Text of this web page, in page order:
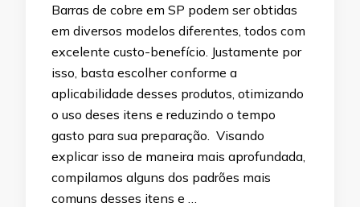
Barras de cobre em SP podem ser obtidas
em diversos modelos diferentes, todos com
excelente custo-benefício. Justamente por
isso, basta escolher conforme a
aplicabilidade desses produtos, otimizando
o uso deses itens e reduzindo o tempo
gasto para sua preparação. Visando
explicar isso de maneira mais aprofundada,
compilamos alguns dos padrões mais
comuns desses itens e …